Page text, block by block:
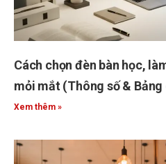
Cách chọn đèn bàn học,
mỏi mắt (Thông số & Bảng
Xem thêm »